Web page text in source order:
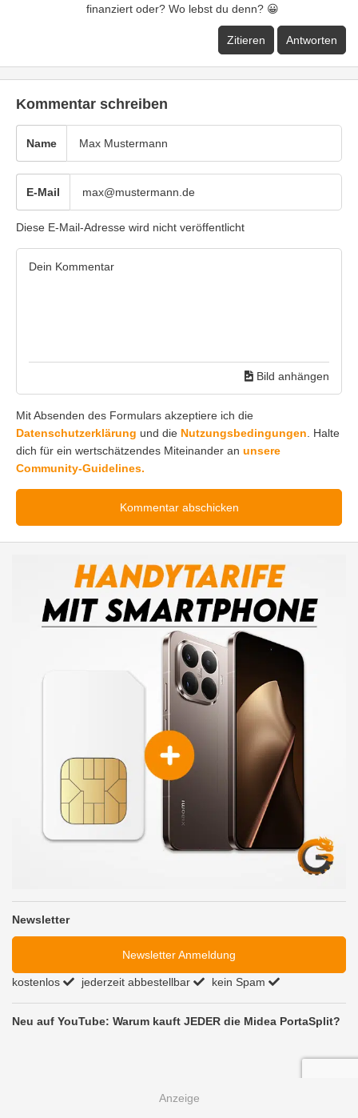
finanziert oder? Wo lebst du denn? 😀
Zitieren Antworten
Kommentar schreiben
Name
E-Mail
Diese E-Mail-Adresse wird nicht veröffentlicht
Bild anhängen
Mit Absenden des Formulars akzeptiere ich die
Datenschutzerklärung und die Nutzungsbedingungen . Halte
dich für ein wertschätzendes Miteinander an unsere
Community-Guidelines.
Newsletter
Newsletter Anmeldung
kostenlos jederzeit abbestellbar kein Spam
Neu auf YouTube: Warum kauft JEDER die Midea PortaSplit?